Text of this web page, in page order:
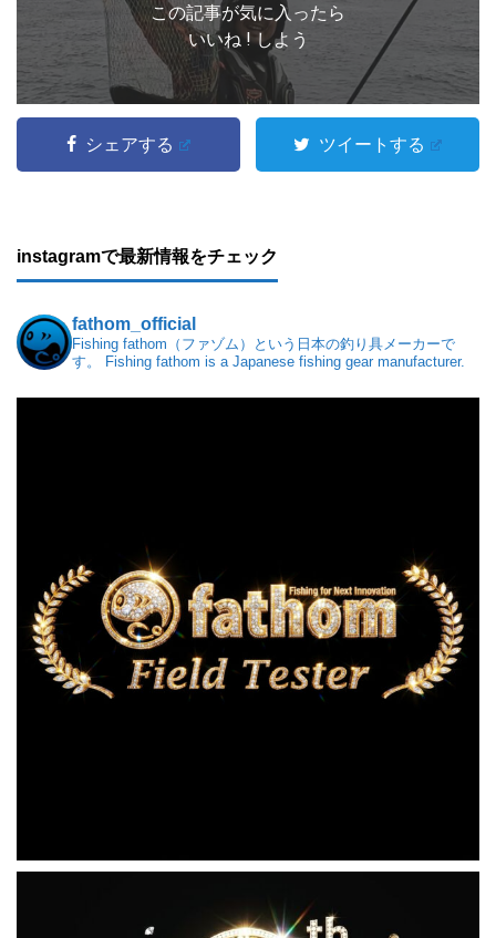
この記事が気に入ったら
いいね ! しよう
シェアする ツイートする
instagramで最新情報をチェック
fathom_official
Fishing fathom（ファゾム）という日本の釣り具メーカーで
す。
Fishing fathom is a Japanese fishing gear manufacturer.